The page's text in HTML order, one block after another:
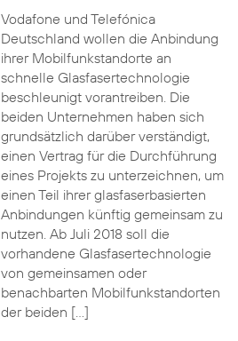
Vodafone und Telefónica
Deutschland wollen die Anbindung
ihrer Mobilfunkstandorte an
schnelle Glasfasertechnologie
beschleunigt vorantreiben. Die
beiden Unternehmen haben sich
grundsätzlich darüber verständigt,
einen Vertrag für die Durchführung
eines Projekts zu unterzeichnen, um
einen Teil ihrer glasfaserbasierten
Anbindungen künftig gemeinsam zu
nutzen. Ab Juli 2018 soll die
vorhandene Glasfasertechnologie
von gemeinsamen oder
benachbarten Mobilfunkstandorten
der beiden […]